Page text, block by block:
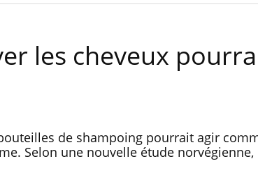
les cheveux
de shampoing pourrait agir
Selon une nouvelle étude